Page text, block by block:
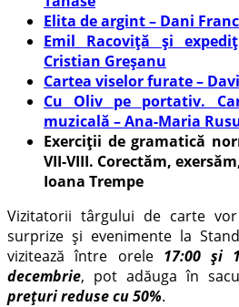
Elita de argint – Dani
Emil Racoviță și
Cristian Greșanu
Cartea viselor furate –
Cu Oliv pe portativ.
muzicală – Ana-Maria
Exerciții de gramatică
VII-VIII. Corectăm,
Ioana Trempe
Vizitatorii târgului de carte
surprize și evenimente la
vizitează între orele 17:00 și
decembrie, pot adăuga în
prețuri reduse cu 50%.